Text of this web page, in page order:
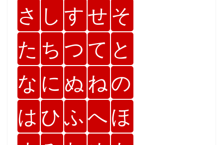
さ し すせ そ
た ち つ て と
な に ぬ ねの
は ひふへほ